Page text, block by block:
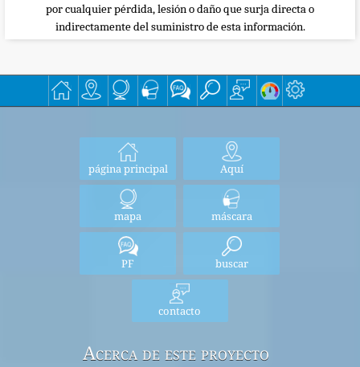
por cualquier pérdida, lesión o daño que surja directa o
indirectamente del suministro de esta información.
página principal Aquí
mapa máscara
PF buscar
contacto
Acerca de este proyecto